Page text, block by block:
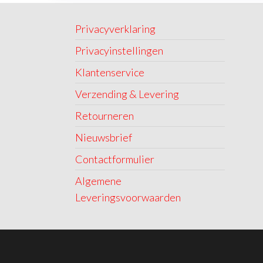
Privacyverklaring
Privacyinstellingen
Klantenservice
Verzending & Levering
Retourneren
Nieuwsbrief
Contactformulier
Algemene
Leveringsvoorwaarden